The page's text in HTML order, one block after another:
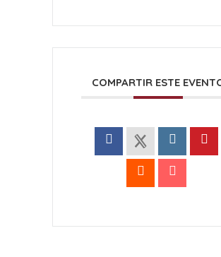
COMPARTIR ESTE